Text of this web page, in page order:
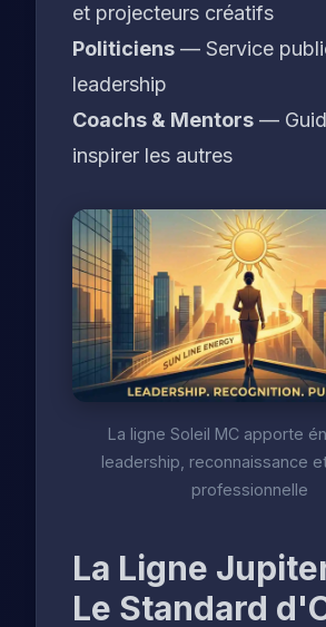
et projecteurs créatifs
Politiciens — Service
leadership
Coachs & Mentors —
inspirer les autres
La ligne Soleil MC apporte
leadership, reconnaissance
professionnelle
La Ligne
Le Standard